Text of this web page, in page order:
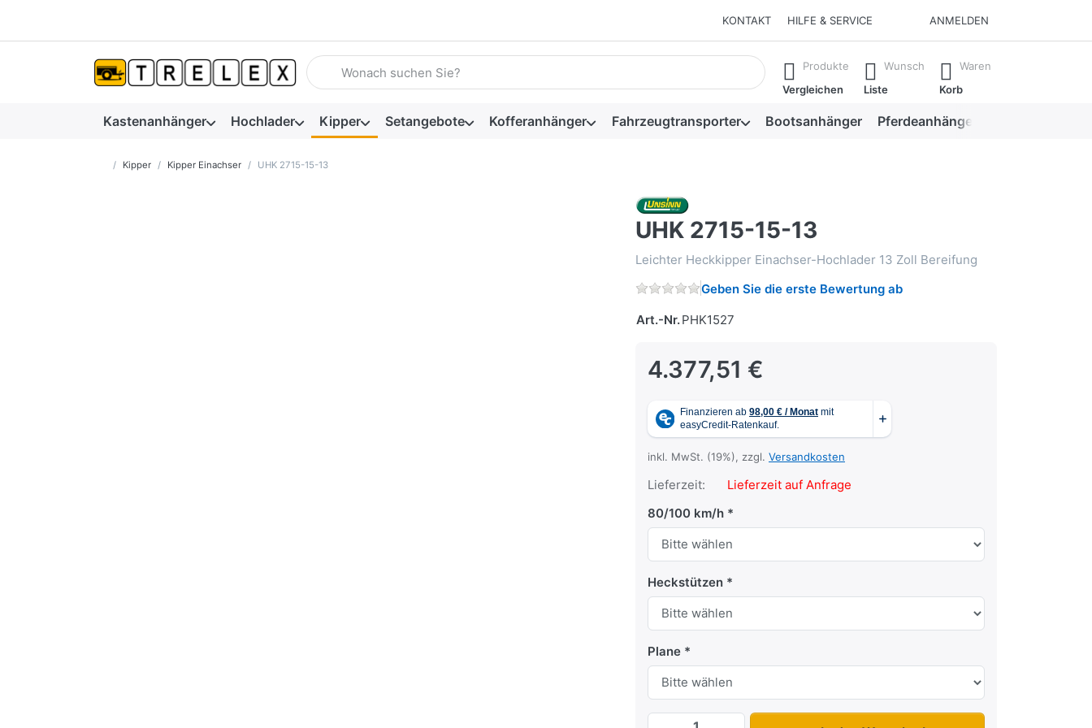
KONTAKT HILFE & SERVICE ANMELDEN
Geben Sie einen Suchbegriff ein. Während Sie tippen, erscheinen automatisch erste Ergebnisse. Drücken Sie die Eingabetaste, um alle
Produkte
Vergleichen
Wunsch
Liste
Waren
Korb
Kastenanhänger Hochlader Kipper Setangebote Kofferanhänger Fahrzeugtransporter Bootsanhänger Pferdeanhänger
Startseite
Kipper Kipper Einachser UHK 2715-15-13
UHK 2715-15-13
Leichter Heckkipper Einachser-Hochlader 13 Zoll Bereifung
Geben Sie die erste Bewertung ab
Art.-Nr.PHK1527
4.377,51 €
inkl. MwSt. (19%), zzgl. Versandkosten
Lieferzeit:
Lieferzeit auf Anfrage
80/100 km/h
Heckstützen
Plane
UHK 2715-15-13 zu 4.377,51 €, Menge 1.